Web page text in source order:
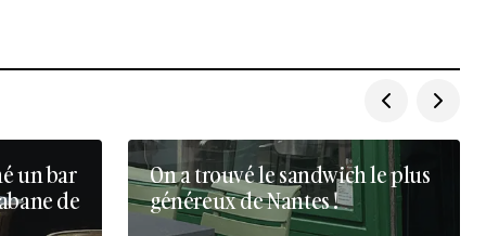
un bar
de
On a trouvé le sandwich le plus
généreux de Nantes !